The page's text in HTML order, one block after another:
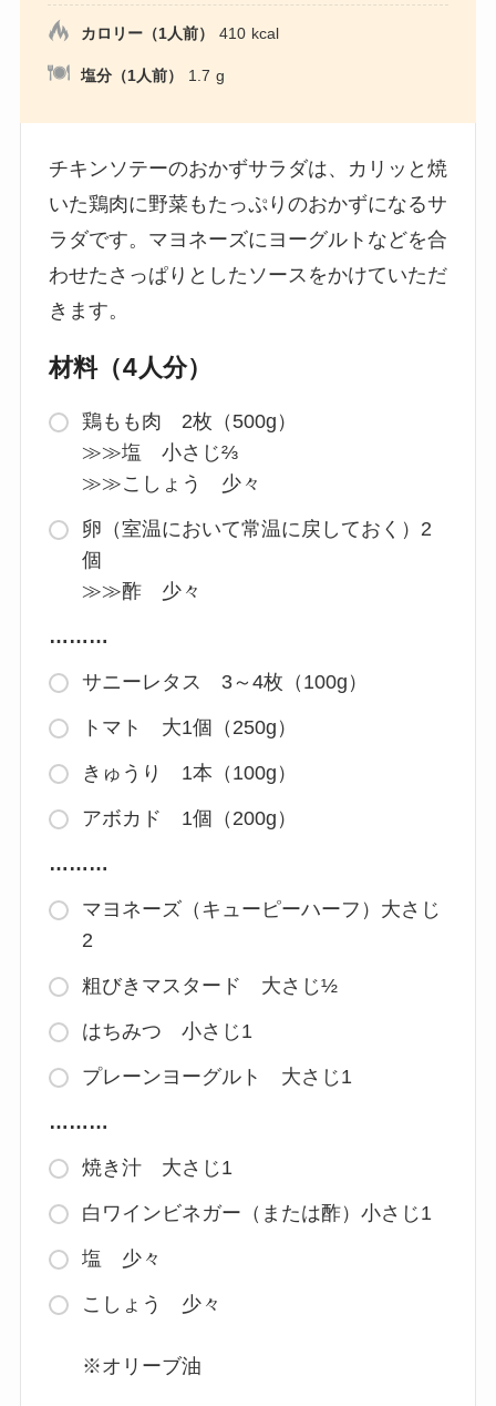
カロリー（1人前） 410 kcal
塩分（1人前） 1.7 g
チキンソテーのおかずサラダは、カリッと焼
いた鶏肉に野菜もたっぷりのおかずになるサ
ラダです。マヨネーズにヨーグルトなどを合
わせたさっぱりとしたソースをかけていただ
きます。
材料（4人分）
鶏もも肉 2枚（500g）
≫≫塩 小さじ⅔
≫≫こしょう 少々
卵（室温において常温に戻しておく）2
個
≫≫酢 少々
………
サニーレタス 3～4枚（100g）
トマト 大1個（250g）
きゅうり 1本（100g）
アボカド 1個（200g）
………
マヨネーズ（キューピーハーフ）大さじ
2
粗びきマスタード 大さじ½
はちみつ 小さじ1
プレーンヨーグルト 大さじ1
………
焼き汁 大さじ1
白ワインビネガー（または酢）小さじ1
塩 少々
こしょう 少々
※オリーブ油